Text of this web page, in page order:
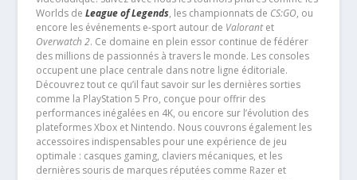
Worlds de League of Legends, les championnats de CS:GO, ou
encore les événements e-sport autour de Valorantet
Overwatch 2. Ce domaine en plein essor continue de fédérer
des millions de passionnés à travers le monde. Les consoles
occupent une place centrale dans notre ligne éditoriale.
Découvrez tout ce qu’il faut savoir sur les dernières sorties
comme la PlayStation 5 Pro, conçue pour offrir des
performances inégalées en 4K, ou encore sur l’évolution des
plateformes Xbox et Nintendo. Nous couvrons également les
accessoires indispensables pour une expérience de jeu
optimale : casques gaming, claviers mécaniques, et les
dernières souris de marques réputées comme Razer et